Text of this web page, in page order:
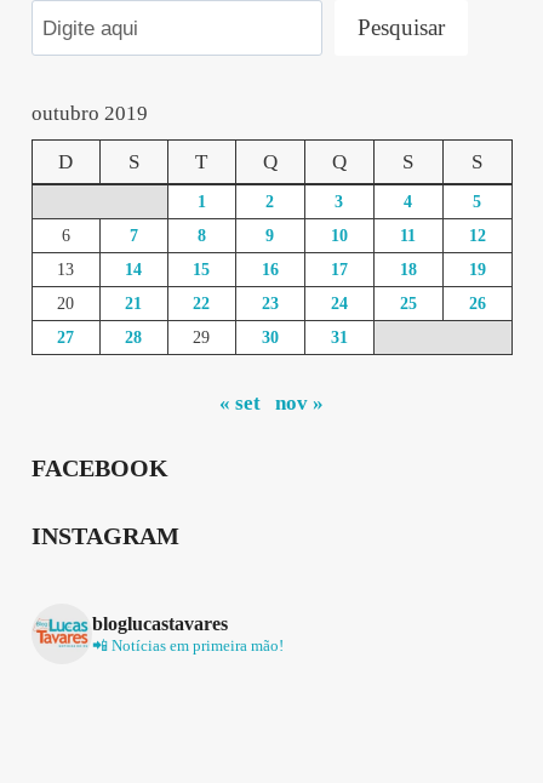
Pesquisar
outubro 2019
D S T Q Q S S
1 2 3 4
5
6
7 8 9 10 11
12
13
14 15 16 17 18
19
20
21 22 23 24 25
26
27
28 29 30 31
« set nov »
FACEBOOK
INSTAGRAM
bloglucastavares
📲 Notícias em primeira mão!